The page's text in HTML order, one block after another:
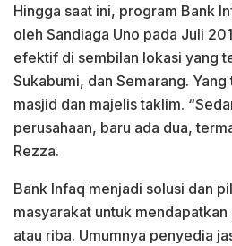
Hingga saat ini, program Bank
oleh Sandiaga Uno pada Juli
efektif di sembilan lokasi yang
Sukabumi, dan Semarang.
masjid dan majelis taklim.
perusahaan, baru ada dua,
Rezza.
Bank Infaq menjadi solusi dan
masyarakat untuk
atau riba. Umumnya penyedia